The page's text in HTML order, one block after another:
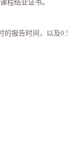
程结业证书。
的报告时间，以及